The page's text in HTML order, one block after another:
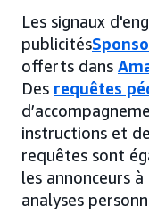
Les signaux
publicités
offerts dans
Des requêtes
instructions et
requêtes sont
les annonceurs
analyses